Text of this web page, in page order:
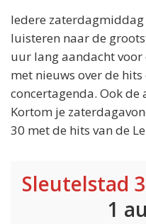
Iedere
luisteren naar de
uur lang aandacht
met nieuws over de
concertagenda. Ook de
Kortom je
30 met de hits van de
Sleutelstad
1